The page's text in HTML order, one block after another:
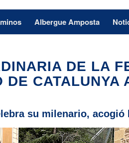
Albergue Amposta
DE LA
CATALUNYA
su milenario, acogió